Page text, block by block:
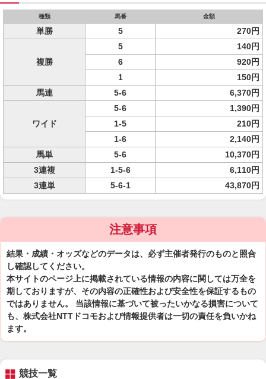
種類 馬番 金額
単勝 5 270円
複勝
5
140円
6
920円
1
150円
馬連
5-6 6,370円
ワイド
5-6
1,390円
1-5
210円
1-6
2,140円
馬単
5-6
10,370円
3連複
1-5-6
6,110円
3連単
5-6-1 43,870円
注意事項
結果・成績・オッズなどのデータは、必ず主催者発行のものと照合
し確認してください。
本サイトのページ上に掲載されている情報の内容に関しては万全を
期しておりますが、その内容の正確性および安全性を保証するもの
ではありません。 当該情報に基づいて被ったいかなる損害について
も、株式会社NTTドコモおよび情報提供者は一切の責任を負いかね
ます。
競技一覧